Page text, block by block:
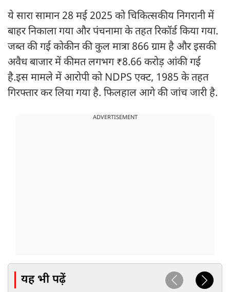
ये सारा सामान 28 मई 2025 को चिकित्सकीय निगरानी में
बाहर निकाला गया और पंचनामा के तहत रिकॉर्ड किया गया.
जब्त की गई कोकीन की कुल मात्रा 866 ग्राम है और इसकी
अवैध बाजार में कीमत लगभग ₹8.66 करोड़ आंकी गई
है.इस मामले में आरोपी को NDPS एक्ट, 1985 के तहत
गिरफ्तार कर लिया गया है. फिलहाल आगे की जांच जारी है.
ADVERTISEMENT
यह भी पढ़ें